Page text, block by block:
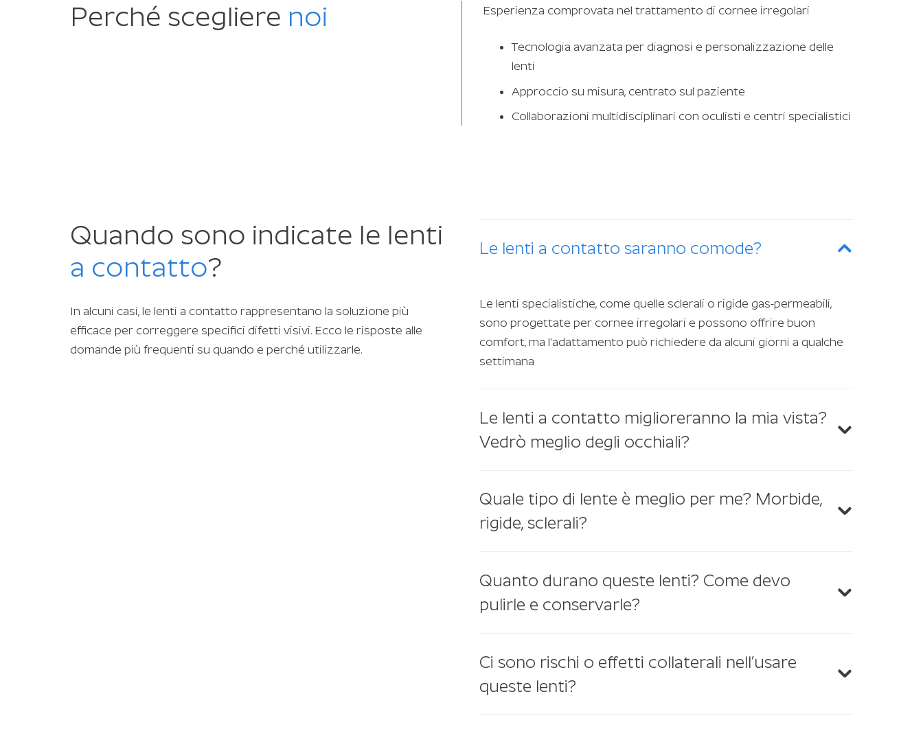
Perché scegliere noi Esperienza comprovata nel trattamento di cornee irregolari
Tecnologia avanzata per diagnosi e personalizzazione delle
lenti
Approccio su misura, centrato sul paziente
Collaborazioni multidisciplinari con oculisti e centri specialistici
Quando sono indicate le lenti
a contatto?
In alcuni casi, le lenti a contatto rappresentano la soluzione più
efficace per correggere specifici difetti visivi. Ecco le risposte alle
domande più frequenti su quando e perché utilizzarle.
Le lenti a contatto saranno comode?
Le lenti specialistiche, come quelle sclerali o rigide gas-permeabili,
sono progettate per cornee irregolari e possono offrire buon
comfort, ma l’adattamento può richiedere da alcuni giorni a qualche
settimana
Le lenti a contatto miglioreranno la mia vista?
Vedrò meglio degli occhiali?
Quale tipo di lente è meglio per me? Morbide,
rigide, sclerali?
Quanto durano queste lenti? Come devo
pulirle e conservarle?
Ci sono rischi o effetti collaterali nell’usare
queste lenti?